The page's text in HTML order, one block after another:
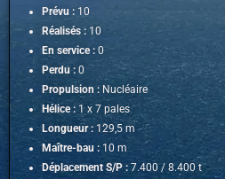
Prévu : 10
Réalisés : 10
En service : 0
Perdu : 0
Propulsion : Nucléaire
Hélice : 1 x 7 pales
Longueur :129,5 m
Maître-bau :10 m
Déplacement S/P : 7.400 / 8.400 t